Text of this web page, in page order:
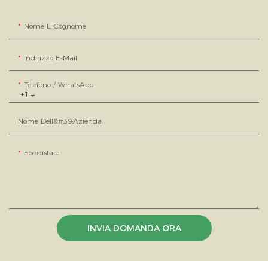
Nome E Cognome
Indirizzo E-Mail
+1
Telefono / WhatsApp
Nome Dell&#39;azienda
Soddisfare
INVIA DOMANDA ORA